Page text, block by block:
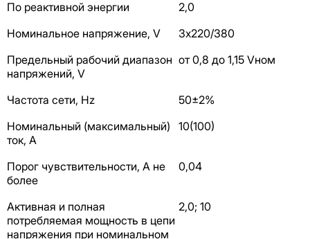
По реактивной энергии
2,0
Номинальное напряжение, V
3х220/380
Предельный рабочий диапазон
напряжений, V
от 0,8 до 1,15 Vном
Частота сети, Hz
50±2%
Номинальный (максимальный)
ток, А
10(100)
Порог чувствительности, A не
более
0,04
Активная и полная
потребляемая мощность в цепи
напряжения при номинальном
2,0; 10